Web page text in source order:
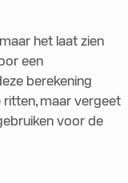
het laat zien
een
berekening
maar vergeet
voor de